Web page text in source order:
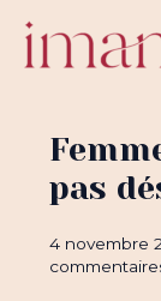
contenu
pas
4 novembre